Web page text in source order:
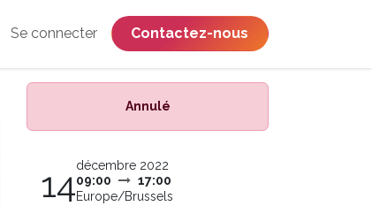
Se connecter ​​​​​​​​​​​​​​​​Contactez-nous
Annulé
14décembre 2022
09:00
17:00
Europe/Brussels